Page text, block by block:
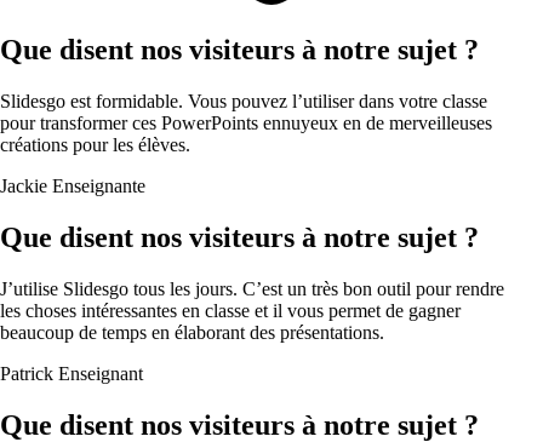
Que disent nos visiteurs à notre sujet ?
Slidesgo est formidable. Vous pouvez l’utiliser dans votre classe
pour transformer ces PowerPoints ennuyeux en de merveilleuses
créations pour les élèves.
Jackie Enseignante
Que disent nos visiteurs à notre sujet ?
J’utilise Slidesgo tous les jours. C’est un très bon outil pour rendre
les choses intéressantes en classe et il vous permet de gagner
beaucoup de temps en élaborant des présentations.
Patrick Enseignant
Que disent nos visiteurs à notre sujet ?